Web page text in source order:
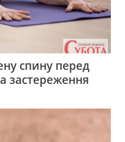
спину перед
застереження